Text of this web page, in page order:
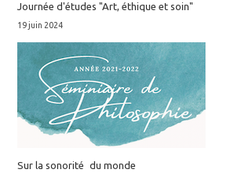
Journée d'études "Art, éthique et soin"
19 juin 2024
Sur la sonorité du monde